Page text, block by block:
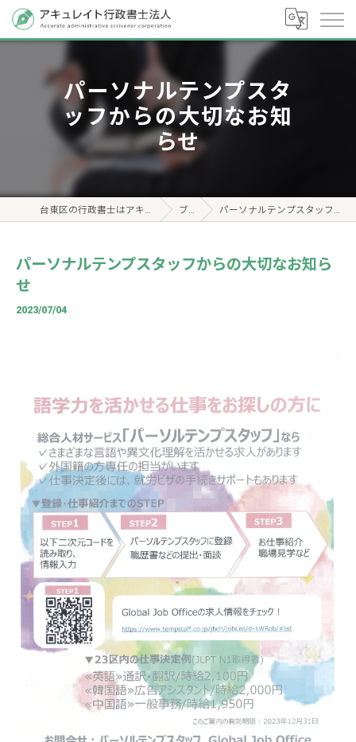
パーソナルテンプスタ
ッフからの大切なお知
らせ
台東区の行政書士はアキュレイト行政書士法人 ブログ パーソナルテンプスタッフからの大切なお知らせ
パーソナルテンプスタッフからの大切なお知ら
せ
2023/07/04